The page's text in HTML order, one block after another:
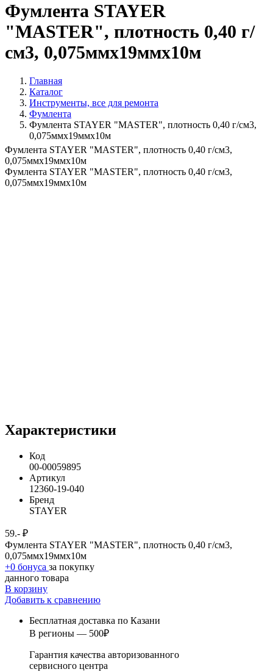
Фумлента STAYER
"MASTER", плотность 0,40 г/
см3, 0,075ммх19ммх10м
Главная
Каталог
Инструменты, все для ремонта
Фумлента
Фумлента STAYER "MASTER", плотность 0,40 г/см3,
0,075ммх19ммх10м
Фумлента STAYER "MASTER", плотность 0,40 г/см3,
0,075ммх19ммх10м
Фумлента STAYER "MASTER", плотность 0,40 г/см3,
0,075ммх19ммх10м
Характеристики
Код
00-00059895
Артикул
12360-19-040
Бренд
STAYER
59.- ₽
Фумлента STAYER "MASTER", плотность 0,40 г/см3,
0,075ммх19ммх10м
+0 бонуса за покупку
данного товара
В корзину
Добавить к сравнению
Бесплатная доставка по Казани
В регионы — 500₽
Гарантия качества авторизованного
сервисного центра